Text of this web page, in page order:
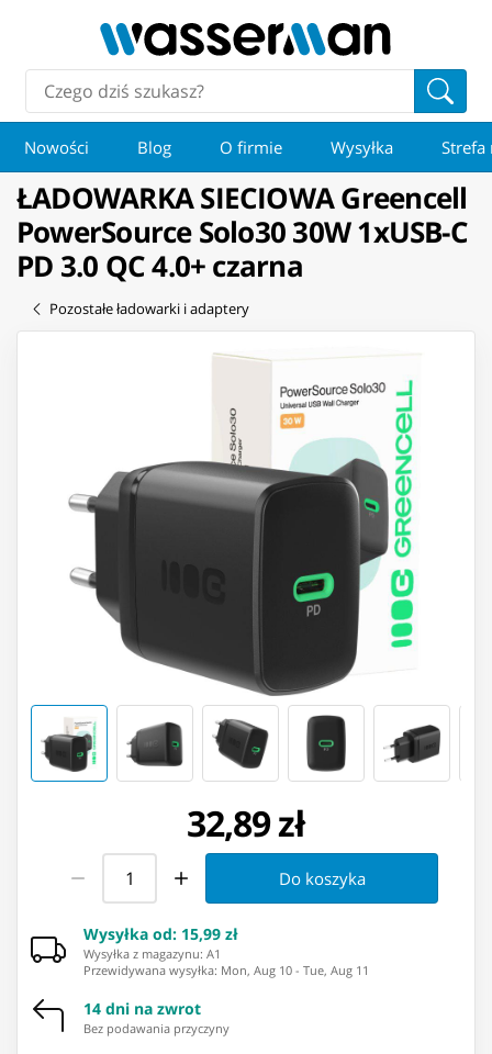
Nowości Blog O firmie Wysyłka Strefa
ŁADOWARKA SIECIOWA Greencell
PowerSource Solo30 30W 1xUSB-C
PD 3.0 QC 4.0+ czarna
Pozostałe ładowarki i adaptery
32,89 zł
Do koszyka
Wysyłka od: 15,99 zł
Wysyłka z magazynu: ⁨A1⁩
Przewidywana wysyłka: Mon, Aug 10 - Tue, Aug 11
14 dni na zwrot
Bez podawania przyczyny